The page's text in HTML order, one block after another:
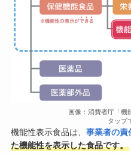
画像：消費者庁「機
タップ
機能性表示食品は、 事業者の責
た機能性を表示した食品です。